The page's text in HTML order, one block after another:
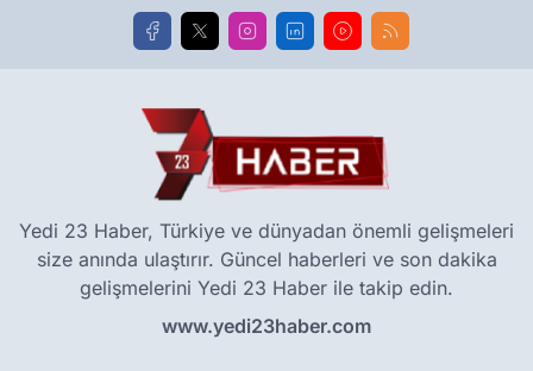
Yedi 23 Haber, Türkiye ve dünyadan önemli gelişmeleri
size anında ulaştırır. Güncel haberleri ve son dakika
gelişmelerini Yedi 23 Haber ile takip edin.
www.yedi23haber.com